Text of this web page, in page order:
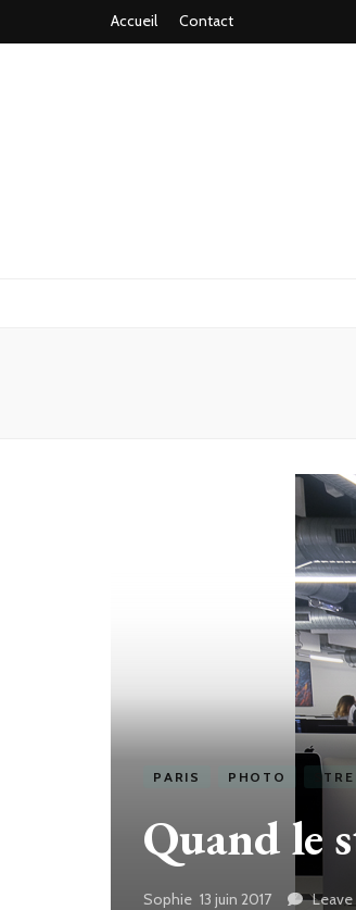
Accueil Contact
PARIS PHOTO
Quand le
Sophie 13 juin 2017